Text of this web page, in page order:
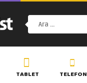
TABLET TELEFON